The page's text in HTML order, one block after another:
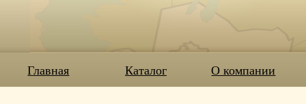
Главная Каталог О компании